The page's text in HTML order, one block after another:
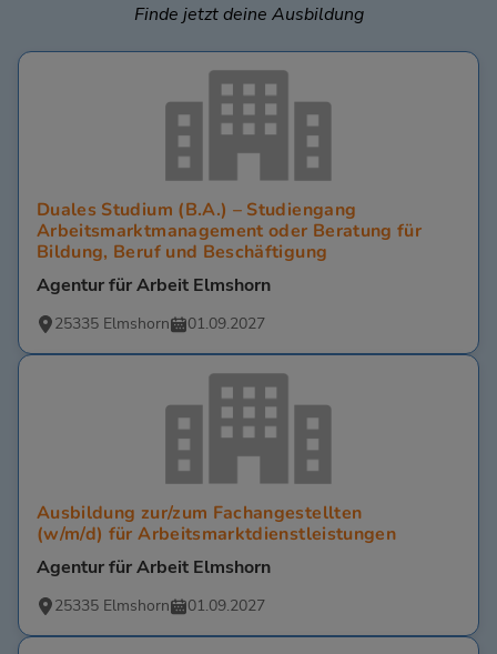
Finde jetzt deine Ausbildung
Duales Studium (B.A.) – Studiengang
Arbeitsmarktmanagement oder Beratung für
Bildung, Beruf und Beschäftigung
Agentur für Arbeit Elmshorn
25335 Elmshorn 01.09.2027
Ausbildung zur/zum Fachangestellten
(w/m/d) für Arbeitsmarktdienstleistungen
Agentur für Arbeit Elmshorn
25335 Elmshorn 01.09.2027